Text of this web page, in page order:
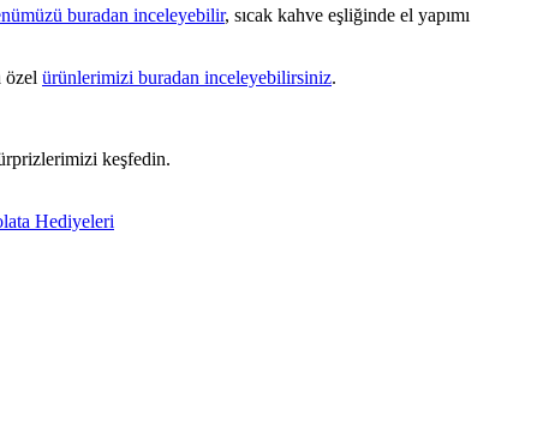
buradan inceleyebilir, sıcak kahve eşliğinde el yapımı
özel ürünlerimizi buradan inceleyebilirsiniz.
keşfedin.
Hediyeleri